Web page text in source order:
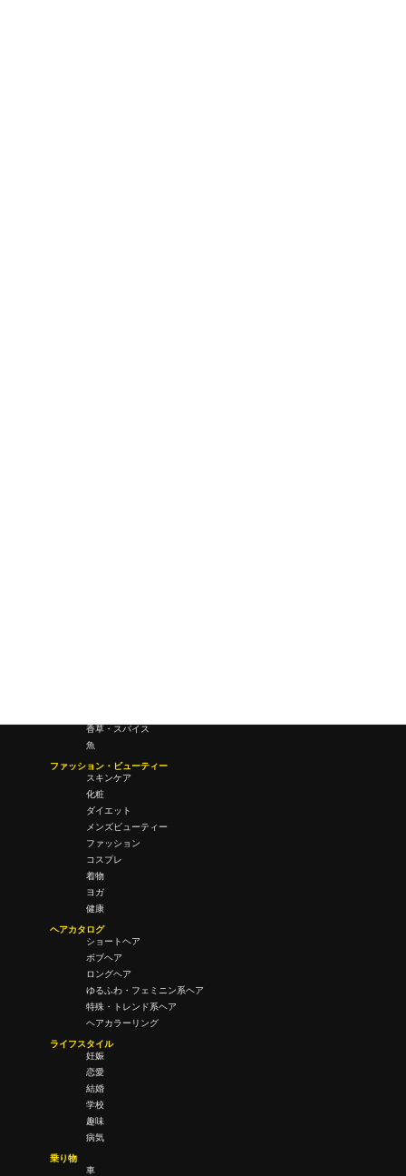
香草・スパイス
魚
ファッション・ビューティー
スキンケア
化粧
ダイエット
メンズビューティー
ファッション
コスプレ
着物
ヨガ
健康
ヘアカタログ
ショートヘア
ボブヘア
ロングヘア
ゆるふわ・フェミニン系ヘア
特殊・トレンド系ヘア
ヘアカラーリング
ライフスタイル
妊娠
恋愛
結婚
学校
趣味
病気
乗り物
車